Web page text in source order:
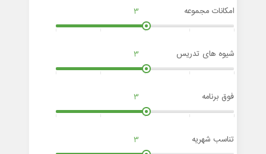
امکانات مجموعه 3
شیوه های تدریس 3
فوق برنامه 3
تناسب شهریه 3